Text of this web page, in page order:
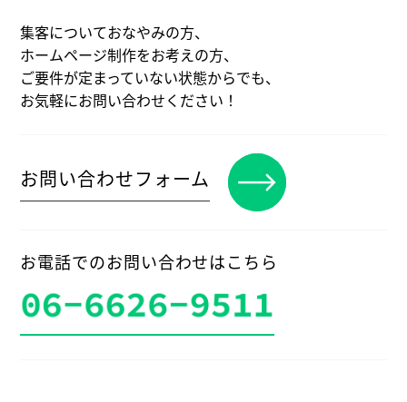
集客についておなやみの方、
ホームページ制作をお考えの方、
ご要件が定まっていない状態からでも、
お気軽にお問い合わせください！
お問い合わせフォーム
お電話でのお問い合わせはこちら